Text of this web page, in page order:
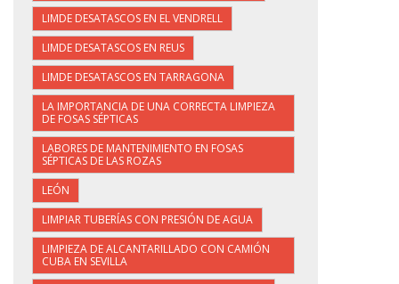
LIMDE DESATASCOS EN EL VENDRELL
LIMDE DESATASCOS EN REUS
LIMDE DESATASCOS EN TARRAGONA
LA IMPORTANCIA DE UNA CORRECTA LIMPIEZA
DE FOSAS SÉPTICAS
LABORES DE MANTENIMIENTO EN FOSAS
SÉPTICAS DE LAS ROZAS
LEÓN
LIMPIAR TUBERÍAS CON PRESIÓN DE AGUA
LIMPIEZA DE ALCANTARILLADO CON CAMIÓN
CUBA EN SEVILLA